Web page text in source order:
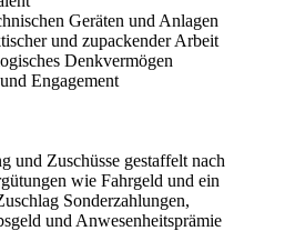
Geräten und Anlagen
und zupackender Arbeit
Denkvermögen
Engagement
und Zuschüsse gestaffelt nach
wie Fahrgeld und ein
Sonderzahlungen,
und Anwesenheitsprämie